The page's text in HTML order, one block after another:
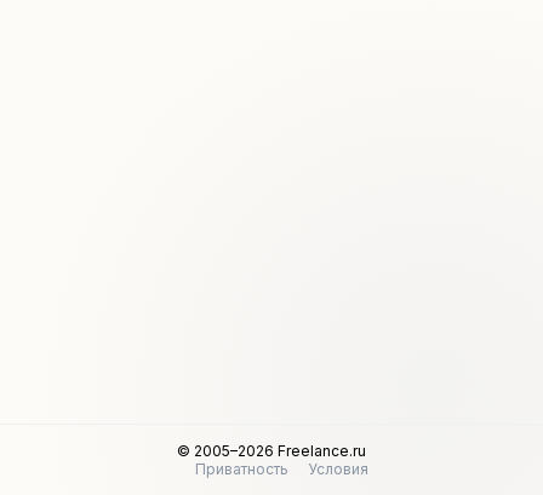
© 2005–2026 Freelance.ru
Приватность
Условия